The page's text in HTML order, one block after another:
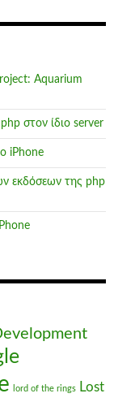
Aquarium
στον ίδιο server
iPhone
εκδόσεων της php
lord of the rings Lost